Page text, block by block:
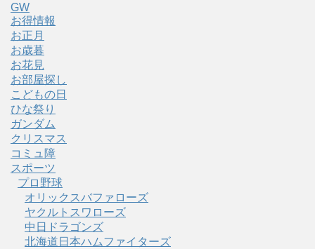
GW
お得情報
お正月
お歳暮
お花見
お部屋探し
こどもの日
ひな祭り
ガンダム
クリスマス
コミュ障
スポーツ
プロ野球
オリックスバファローズ
ヤクルトスワローズ
中日ドラゴンズ
北海道日本ハムファイターズ